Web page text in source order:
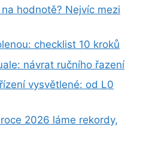
hodnotě? Nejvíc mezi
checklist 10 kroků
návrat ručního řazení
vysvětlené: od L0
2026 láme rekordy,